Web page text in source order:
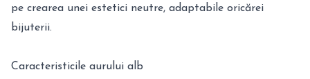
pe crearea unei estetici neutre, adaptabile oricărei
bijuterii.
Caracteristicile aurului alb